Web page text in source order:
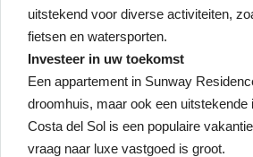
uitstekend voor diverse activiteiten,
fietsen en watersporten.
Investeer in uw toekomst
Een appartement in Sunway
droomhuis, maar ook een uitstekende
Costa del Sol is een populaire
vraag naar luxe vastgoed is groot.